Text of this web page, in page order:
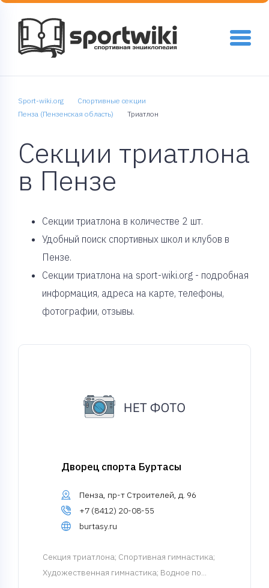
Sport-wiki.org
Спортивные секции
Пенза (Пензенская область)
Триатлон
Секции триатлона
в Пензе
Cекции триатлона в количестве 2 шт.
Удобный поиск спортивных школ и клубов в
Пензе.
Секции триатлона на sport-wiki.org - подробная
информация, адреса на карте, телефоны,
фотографии, отзывы.
Дворец спорта Буртасы
Пенза, пр-т Строителей, д. 96
+7 (8412) 20-08-55
burtasy.ru
Cекция триатлона; Спортивная гимнастика;
Художественная гимнастика; Водное по...